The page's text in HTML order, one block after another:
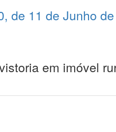
de 11 de Junho
em imóvel